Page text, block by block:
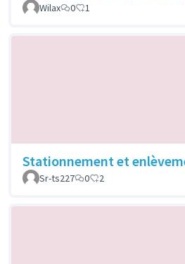
Wilax 0 1
Stationnement et
Sr-ts227 0 2